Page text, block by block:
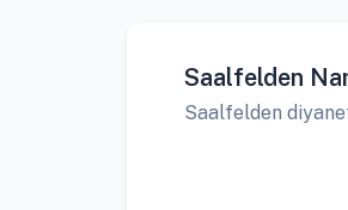
Saalfelden
Saalfelden